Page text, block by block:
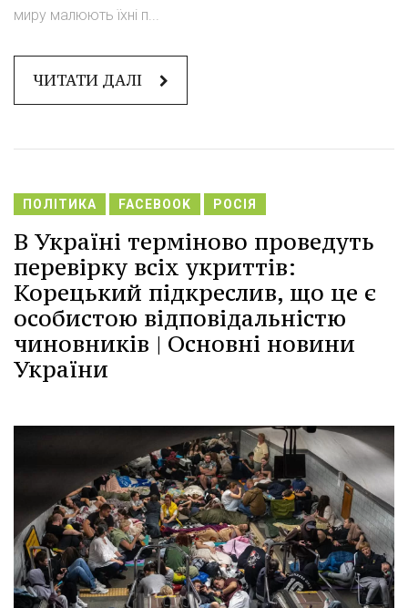
миру малюють їхні п...
ЧИТАТИ ДАЛІ
ПОЛІТИКА FACEBOOK РОСІЯ
В Україні терміново проведуть
перевірку всіх укриттів:
Корецький підкреслив, що це є
особистою відповідальністю
чиновників | Основні новини
України